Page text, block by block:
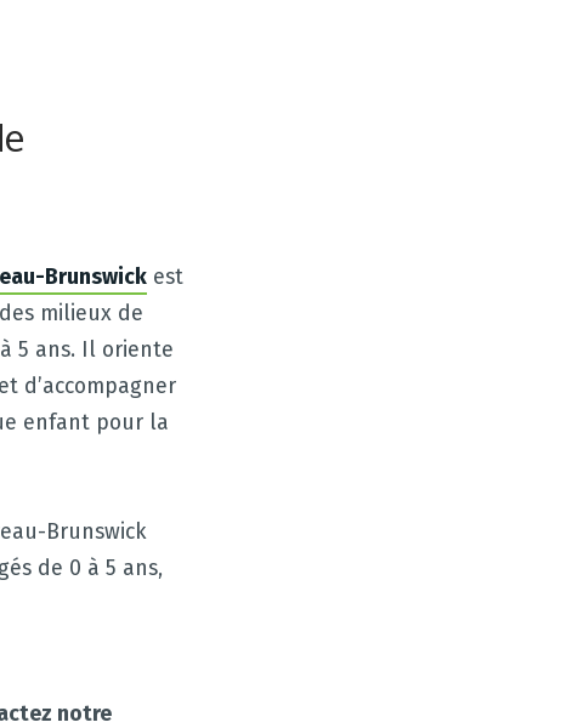
Brunswick est
milieux de
5 ans. Il oriente
d’accompagner
enfant pour la
Brunswick
de 0 à 5 ans,
notre